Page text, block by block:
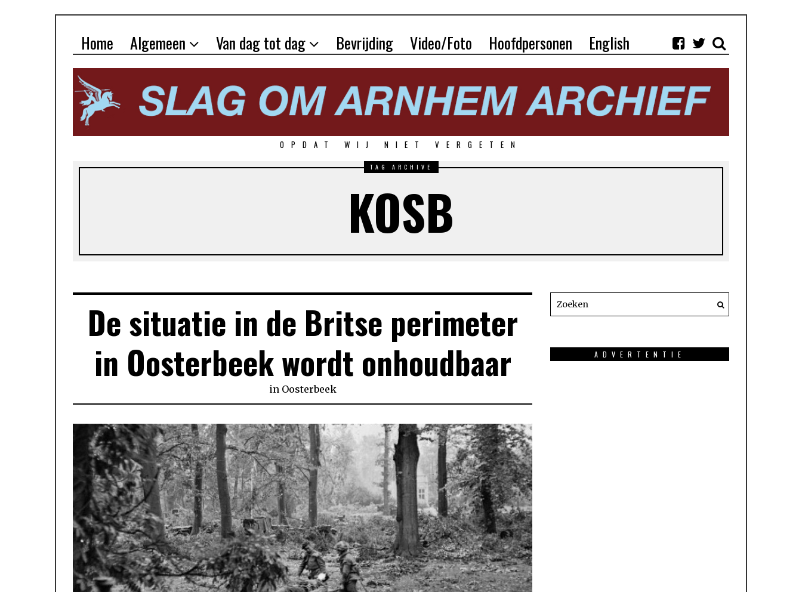
Home Algemeen Van dag tot dag Bevrijding Video/Foto Hoofdpersonen English
OPDAT WIJ NIET VERGETEN
TAG ARCHIVE
KOSB
De situatie in de Britse perimeter
in Oosterbeek wordt onhoudbaar
in Oosterbeek
ADVERTENTIE